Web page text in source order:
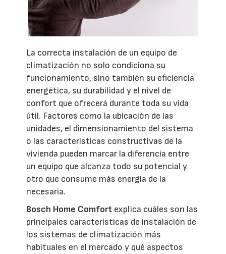
La correcta instalación de un equipo de
climatización no solo condiciona su
funcionamiento, sino también su eficiencia
energética, su durabilidad y el nivel de
confort que ofrecerá durante toda su vida
útil. Factores como la ubicación de las
unidades, el dimensionamiento del sistema
o las características constructivas de la
vivienda pueden marcar la diferencia entre
un equipo que alcanza todo su potencial y
otro que consume más energía de la
necesaria.
Bosch Home Comfort explica cuáles son las
principales características de instalación de
los sistemas de climatización más
habituales en el mercado y qué aspectos